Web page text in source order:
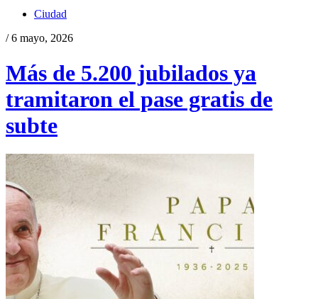
Ciudad
/ 6 mayo, 2026
Más de 5.200 jubilados ya
tramitaron el pase gratis de
subte